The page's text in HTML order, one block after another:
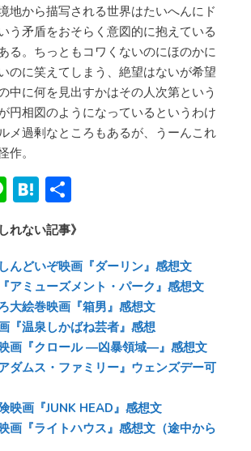
地から描写される世界はたいへんにド
う矛盾をおそらく意図的に抱えている
る。ちっともコワくないのにほのかに
のに笑えてしまう、絶望はないが希望
中に何を見出すかはその人次第という
円相図のようになっているというわけ
メ過剰なところもあるが、うーんこれ
作。
Li
n
e
H
at
e
n
a
有
れない記事》
んどいぞ映画『ダーリン』感想文
アミューズメント・パーク』感想文
大絵巻映画『箱男』感想文
『温泉しかばね芸者』感想
画『クロール ―凶暴領域―』感想文
ダムス・ファミリー』ウェンズデー可
映画『JUNK HEAD』感想文
画『ライトハウス』感想文（途中から